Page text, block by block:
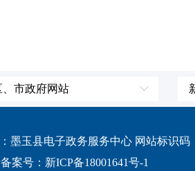
、市政府网站
吉林省
黑龙江省
玉县电子政务服务中心 网站标识码
案号：新ICP备18001641号-1